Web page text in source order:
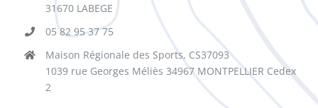
31670 LABEGE
05 82 95 37 75
Maison Régionale des Sports, CS37093
1039 rue Georges Méliès 34967 MONTPELLIER Cedex
2